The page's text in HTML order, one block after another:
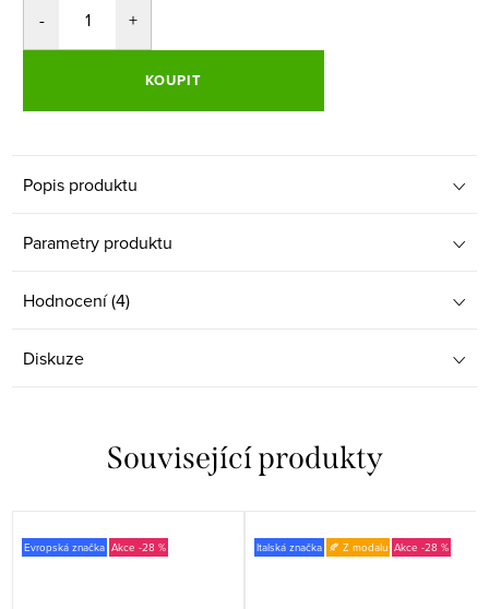
KOUPIT
Popis produktu
Parametry produktu
Hodnocení (4)
Diskuze
Související produkty
Evropská značka -28 % Italská značka 🍂 Z modalu -28 %